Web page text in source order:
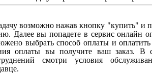
возможно нажав кнопку "купить" и
Далее вы попадете в сервис онлайн
выбрать способ оплаты и оплатить
оплаты вы получите ваш заказ. В
смотри условия